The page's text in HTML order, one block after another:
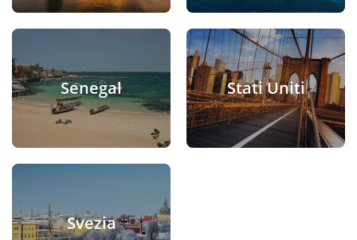
Senegal Stati Uniti
Svezia